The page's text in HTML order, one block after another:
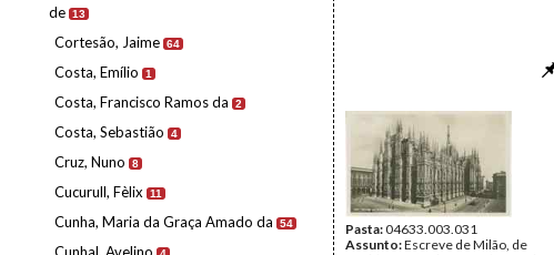
de 13
Cortesão, Jaime 64
Costa, Emílio 1
Costa, Francisco Ramos da 2
Costa, Sebastião 4
Cruz, Nuno 8
Cucurull, Fèlix 11
Cunha, Maria da Graça Amado da 54 Pasta:04633.003.031
Assunto:Escreve de Milão, de